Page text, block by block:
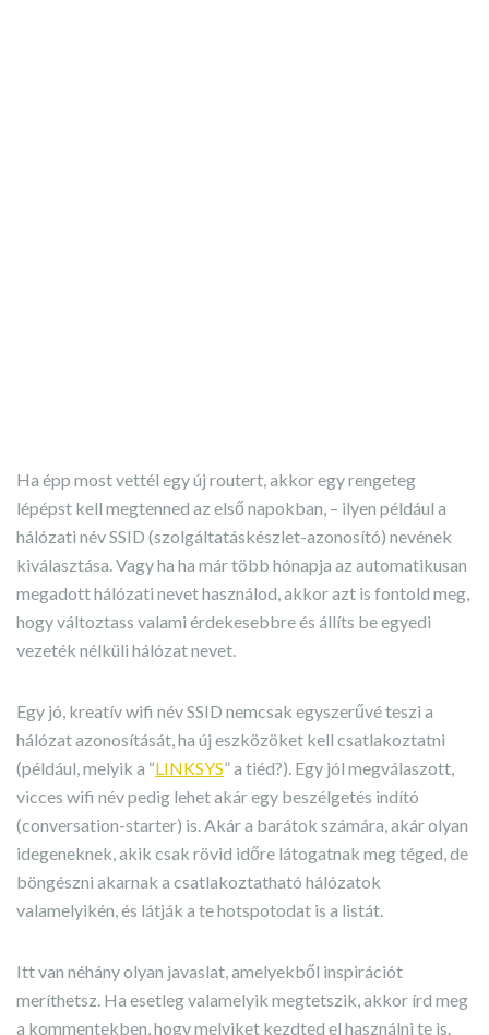
Ha épp most vettél egy új routert, akkor egy rengeteg
lépépst kell megtenned az első napokban, – ilyen például a
hálózati név SSID (szolgáltatáskészlet-azonosító) nevének
kiválasztása. Vagy ha ha már több hónapja az automatikusan
megadott hálózati nevet használod, akkor azt is fontold meg,
hogy változtass valami érdekesebbre és állíts be egyedi
vezeték nélküli hálózat nevet.
Egy jó, kreatív wifi név SSID nemcsak egyszerűvé teszi a
hálózat azonosítását, ha új eszközöket kell csatlakoztatni
(például, melyik a “LINKSYS” a tiéd?). Egy jól megválaszott,
vicces wifi név pedig lehet akár egy beszélgetés indító
(conversation-starter) is. Akár a barátok számára, akár olyan
idegeneknek, akik csak rövid időre látogatnak meg téged, de
böngészni akarnak a csatlakoztatható hálózatok
valamelyikén, és látják a te hotspotodat is a listát.
Itt van néhány olyan javaslat, amelyekből inspirációt
meríthetsz. Ha esetleg valamelyik megtetszik, akkor írd meg
a kommentekben, hogy melyiket kezdted el használni te is.